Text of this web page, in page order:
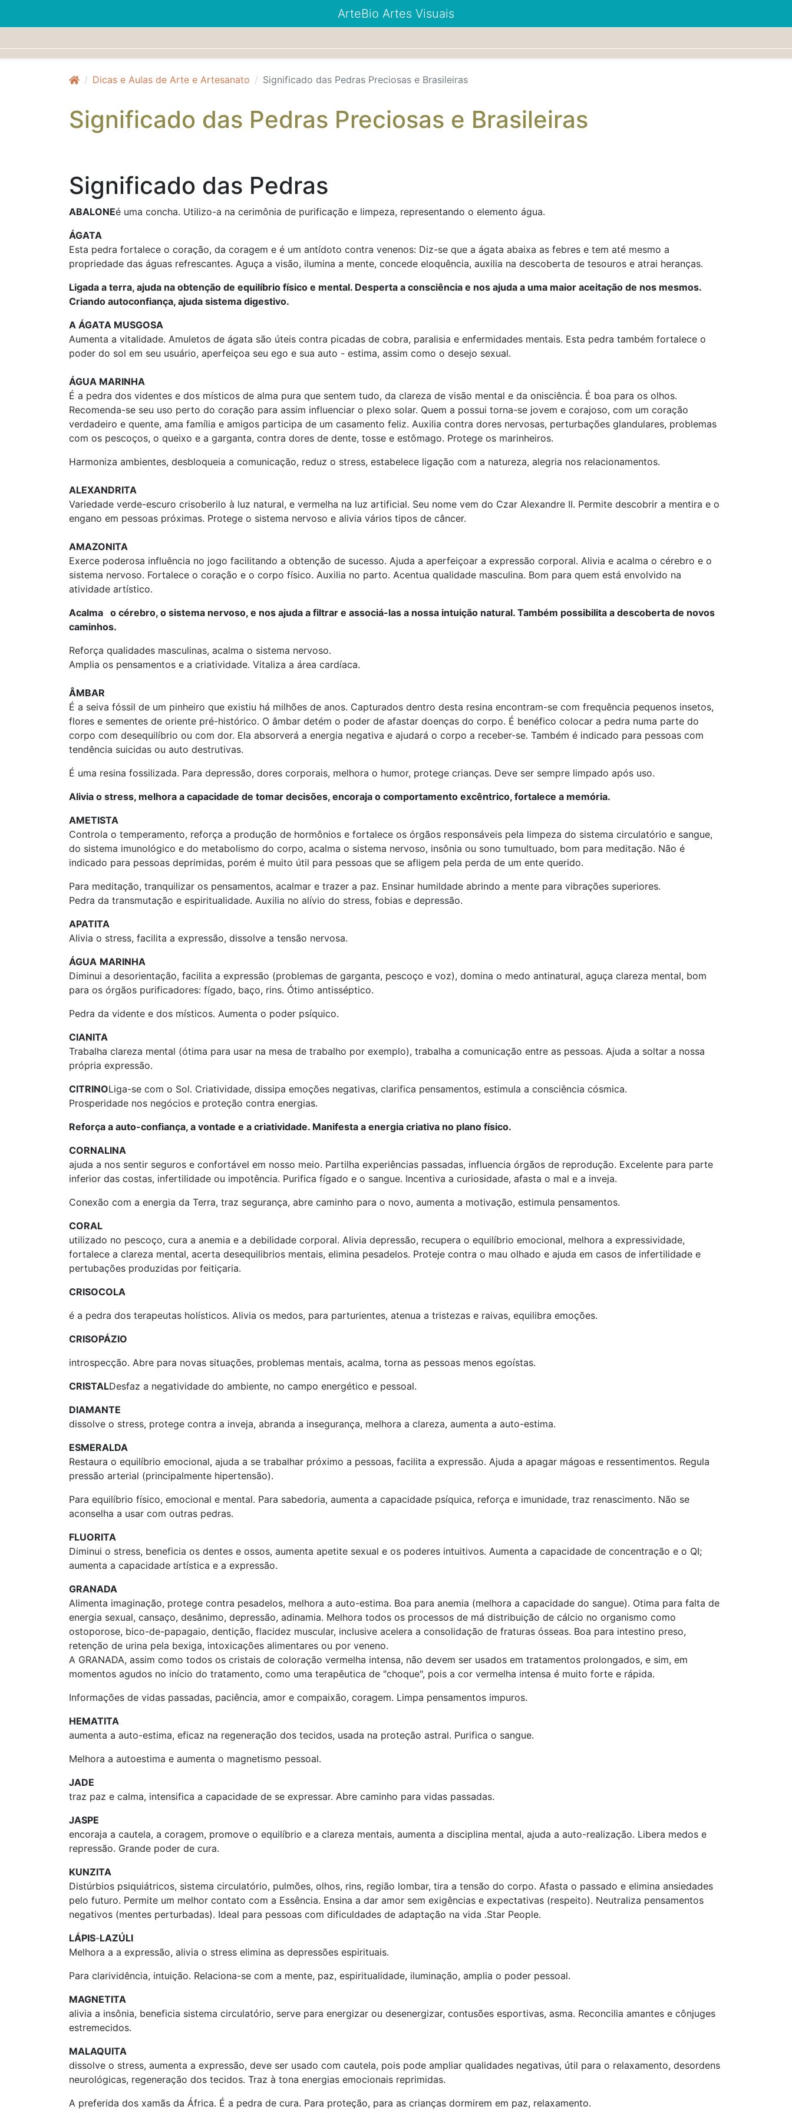
ArteBio Artes Visuais
Dicas e Aulas de Arte e Artesanato Significado das Pedras Preciosas e Brasileiras
Significado das Pedras Preciosas e Brasileiras
S ignificado das Pedras
ABALONEé uma concha. Utilizo-a na cerimônia de purificação e limpeza, representando o elemento água.
ÁGATA
Esta pedra fortalece o coração, da coragem e é um antídoto contra venenos: Diz-se que a ágata abaixa as febres e tem até mesmo a
propriedade das águas refrescantes. Aguça a visão, ilumina a mente, concede eloquência, auxilia na descoberta de tesouros e atrai heranças.
Ligada a terra, ajuda na obtenção de equilíbrio físico e mental. Desperta a consciência e nos ajuda a uma maior aceitação de nos mesmos.
Criando autoconfiança, ajuda sistema digestivo.
A ÁGATA MUSGOSA
Aumenta a vitalidade. Amuletos de ágata são úteis contra picadas de cobra, paralisia e enfermidades mentais. Esta pedra também fortalece o
poder do sol em seu usuário, aperfeiçoa seu ego e sua auto - estima, assim como o desejo sexual.
ÁGUA MARINHA
É a pedra dos videntes e dos místicos de alma pura que sentem tudo, da clareza de visão mental e da onisciência. É boa para os olhos.
Recomenda-se seu uso perto do coração para assim influenciar o plexo solar. Quem a possui torna-se jovem e corajoso, com um coração
verdadeiro e quente, ama família e amigos participa de um casamento feliz. Auxilia contra dores nervosas, perturbações glandulares, problemas
com os pescoços, o queixo e a garganta, contra dores de dente, tosse e estômago. Protege os marinheiros.
Harmoniza ambientes, desbloqueia a comunicação, reduz o stress, estabelece ligação com a natureza, alegria nos relacionamentos.
ALEXANDRITA
Variedade verde-escuro crisoberilo à luz natural, e vermelha na luz artificial. Seu nome vem do Czar Alexandre II. Permite descobrir a mentira e o
engano em pessoas próximas. Protege o sistema nervoso e alivia vários tipos de câncer.
AMAZONITA
Exerce poderosa influência no jogo facilitando a obtenção de sucesso. Ajuda a aperfeiçoar a expressão corporal. Alivia e acalma o cérebro e o
sistema nervoso. Fortalece o coração e o corpo físico. Auxilia no parto. Acentua qualidade masculina. Bom para quem está envolvido na
atividade artístico.
Acalma o cérebro, o sistema nervoso, e nos ajuda a filtrar e associá-las a nossa intuição natural. Também possibilita a descoberta de novos
caminhos.
Reforça qualidades masculinas, acalma o sistema nervoso.
Amplia os pensamentos e a criatividade. Vitaliza a área cardíaca.
ÂMBAR
É a seiva fóssil de um pinheiro que existiu há milhões de anos. Capturados dentro desta resina encontram-se com frequência pequenos insetos,
flores e sementes de oriente pré-histórico. O âmbar detém o poder de afastar doenças do corpo. É benéfico colocar a pedra numa parte do
corpo com desequilíbrio ou com dor. Ela absorverá a energia negativa e ajudará o corpo a receber-se. Também é indicado para pessoas com
tendência suicidas ou auto destrutivas.
É uma resina fossilizada. Para depressão, dores corporais, melhora o humor, protege crianças. Deve ser sempre limpado após uso.
Alivia o stress, melhora a capacidade de tomar decisões, encoraja o comportamento excêntrico, fortalece a memória.
AMETISTA
Controla o temperamento, reforça a produção de hormônios e fortalece os órgãos responsáveis pela limpeza do sistema circulatório e sangue,
do sistema imunológico e do metabolismo do corpo, acalma o sistema nervoso, insônia ou sono tumultuado, bom para meditação. Não é
indicado para pessoas deprimidas, porém é muito útil para pessoas que se afligem pela perda de um ente querido.
Para meditação, tranquilizar os pensamentos, acalmar e trazer a paz. Ensinar humildade abrindo a mente para vibrações superiores.
Pedra da transmutação e espiritualidade. Auxilia no alívio do stress, fobias e depressão.
APATITA
Alivia o stress, facilita a expressão, dissolve a tensão nervosa.
ÁGUA MARINHA
Diminui a desorientação, facilita a expressão (problemas de garganta, pescoço e voz), domina o medo antinatural, aguça clareza mental, bom
para os órgãos purificadores: fígado, baço, rins. Ótimo antisséptico.
Pedra da vidente e dos místicos. Aumenta o poder psíquico.
CIANITA
Trabalha clareza mental (ótima para usar na mesa de trabalho por exemplo), trabalha a comunicação entre as pessoas. Ajuda a soltar a nossa
própria expressão.
CITRINOLiga-se com o Sol. Criatividade, dissipa emoções negativas, clarifica pensamentos, estimula a consciência cósmica.
Prosperidade nos negócios e proteção contra energias.
Reforça a auto-confiança, a vontade e a criatividade. Manifesta a energia criativa no plano físico.
CORNALINA
ajuda a nos sentir seguros e confortável em nosso meio. Partilha experiências passadas, influencia órgãos de reprodução. Excelente para parte
inferior das costas, infertilidade ou impotência. Purifica fígado e o sangue. Incentiva a curiosidade, afasta o mal e a inveja.
Conexão com a energia da Terra, traz segurança, abre caminho para o novo, aumenta a motivação, estimula pensamentos.
CORAL
utilizado no pescoço, cura a anemia e a debilidade corporal. Alivia depressão, recupera o equilíbrio emocional, melhora a expressividade,
fortalece a clareza mental, acerta desequilibrios mentais, elimina pesadelos. Proteje contra o mau olhado e ajuda em casos de infertilidade e
pertubações produzidas por feitiçaria.
CRISOCOLA
é a pedra dos terapeutas holísticos. Alivia os medos, para parturientes, atenua a tristezas e raivas, equilibra emoções.
CRISOPÁZIO
introspecção. Abre para novas situações, problemas mentais, acalma, torna as pessoas menos egoístas.
CRISTALDesfaz a negatividade do ambiente, no campo energético e pessoal.
DIAMANTE
dissolve o stress, protege contra a inveja, abranda a insegurança, melhora a clareza, aumenta a auto-estima.
ESMERALDA
Restaura o equilíbrio emocional, ajuda a se trabalhar próximo a pessoas, facilita a expressão. Ajuda a apagar mágoas e ressentimentos. Regula
pressão arterial (principalmente hipertensão).
Para equilíbrio físico, emocional e mental. Para sabedoria, aumenta a capacidade psíquica, reforça e imunidade, traz renascimento. Não se
aconselha a usar com outras pedras.
FLUORITA
Diminui o stress, beneficia os dentes e ossos, aumenta apetite sexual e os poderes intuitivos. Aumenta a capacidade de concentração e o QI;
aumenta a capacidade artística e a expressão.
GRANADA
Alimenta imaginação, protege contra pesadelos, melhora a auto-estima. Boa para anemia (melhora a capacidade do sangue). Otima para falta de
energia sexual, cansaço, desânimo, depressão, adinamia. Melhora todos os processos de má distribuição de cálcio no organismo como
ostoporose, bico-de-papagaio, dentição, flacidez muscular, inclusive acelera a consolidação de fraturas ósseas. Boa para intestino preso,
retenção de urina pela bexiga, intoxicações alimentares ou por veneno.
A GRANADA, assim como todos os cristais de coloração vermelha intensa, não devem ser usados em tratamentos prolongados, e sim, em
momentos agudos no início do tratamento, como uma terapêutica de "choque", pois a cor vermelha intensa é muito forte e rápida.
Informações de vidas passadas, paciência, amor e compaixão, coragem. Limpa pensamentos impuros.
HEMATITA
aumenta a auto-estima, eficaz na regeneração dos tecidos, usada na proteção astral. Purifica o sangue.
Melhora a autoestima e aumenta o magnetismo pessoal.
JADE
traz paz e calma, intensifica a capacidade de se expressar. Abre caminho para vidas passadas.
JASPE
encoraja a cautela, a coragem, promove o equilíbrio e a clareza mentais, aumenta a disciplina mental, ajuda a auto-realização. Libera medos e
repressão. Grande poder de cura.
KUNZITA
Distúrbios psiquiátricos, sistema circulatório, pulmões, olhos, rins, região lombar, tira a tensão do corpo. Afasta o passado e elimina ansiedades
pelo futuro. Permite um melhor contato com a Essência. Ensina a dar amor sem exigências e expectativas (respeito). Neutraliza pensamentos
negativos (mentes perturbadas). Ideal para pessoas com dificuldades de adaptação na vida .Star People.
LÁPIS-LAZÚLI
Melhora a a expressão, alivia o stress elimina as depressões espirituais.
Para clarividência, intuição. Relaciona-se com a mente, paz, espiritualidade, iluminação, amplia o poder pessoal.
MAGNETITA
alivia a insônia, beneficia sistema circulatório, serve para energizar ou desenergizar, contusões esportivas, asma. Reconcilia amantes e cônjuges
estremecidos.
MALAQUITA
dissolve o stress, aumenta a expressão, deve ser usado com cautela, pois pode ampliar qualidades negativas, útil para o relaxamento, desordens
neurológicas, regeneração dos tecidos. Traz à tona energias emocionais reprimidas.
A preferida dos xamãs da África. É a pedra de cura. Para proteção, para as crianças dormirem em paz, relaxamento.